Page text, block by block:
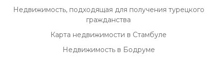
Недвижимость, подходящая для получения турецкого
гражданства
Карта недвижимости в Стамбуле
Недвижимость в Бодруме